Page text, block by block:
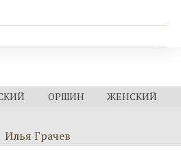
ОРШИН ЖЕНСКИЙ
Илья Грачев